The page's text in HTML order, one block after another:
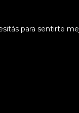
para sentirte